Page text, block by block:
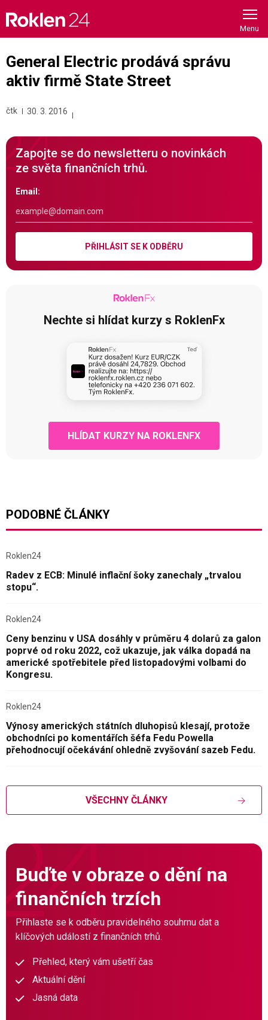
content
General Electric prodává správu
aktiv firmě State Street
čtk 30. 3. 2016
Zapojte se do newsletteru o novinkách
ze světa finančních trhů.
Email:
PŘIHLÁSIT SE K ODBĚRU
Nechte si hlídat kurzy s RoklenFx
HLÍDAT KURZY NA ROKLENFX
PODOBNÉ ČLÁNKY
Roklen24
Radev z ECB: Minulé inflační šoky zanechaly „trvalou
stopu“.
Roklen24
Ceny benzinu v USA dosáhly v průměru 4 dolarů za galon
poprvé od roku 2022, což ukazuje, jak válka dopadá na
americké spotřebitele před listopadovými volbami do
Kongresu.
Roklen24
Výnosy amerických státních dluhopisů klesají, protože
obchodníci po komentářích šéfa Fedu Powella
přehodnocují očekávání ohledně zvyšování sazeb Fedu.
VŠECHNY ČLÁNKY
Buďte v obraze o dění na
finančních trzích
Přihlaste se k odběru pravidelného souhrnu dat a
klíčových událostí z finančních trhů.
Přehled, který vám ušetří čas
Aktuální dění
Jasná data